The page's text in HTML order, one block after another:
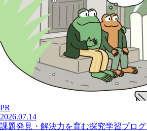
PR
2026.07.14
課題発見・解決力を育む探究学習プロ